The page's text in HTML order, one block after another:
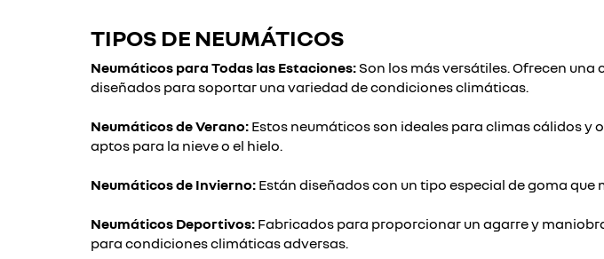
TIPOS DE NEUMÁTICOS
Neumáticos para Todas las Estaciones: Son los más versátiles. Ofrecen
diseñados para soportar una variedad de condiciones climáticas.
Neumáticos de Verano: Estos neumáticos son ideales para climas cálidos y
aptos para la nieve o el hielo.
Neumáticos de Invierno: Están diseñados con un tipo especial de goma
Neumáticos Deportivos: Fabricados para proporcionar un agarre y
para condiciones climáticas adversas.